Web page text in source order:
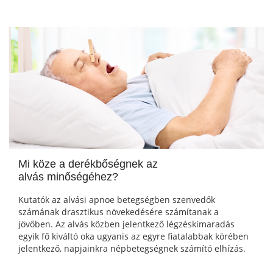
Mi köze a derékbőségnek az
alvás minőségéhez?
Kutatók az alvási apnoe betegségben szenvedők
számának drasztikus növekedésére számítanak a
jövőben. Az alvás közben jelentkező légzéskimaradás
egyik fő kiváltó oka ugyanis az egyre fiatalabbak körében
jelentkező, napjainkra népbetegségnek számító elhízás.